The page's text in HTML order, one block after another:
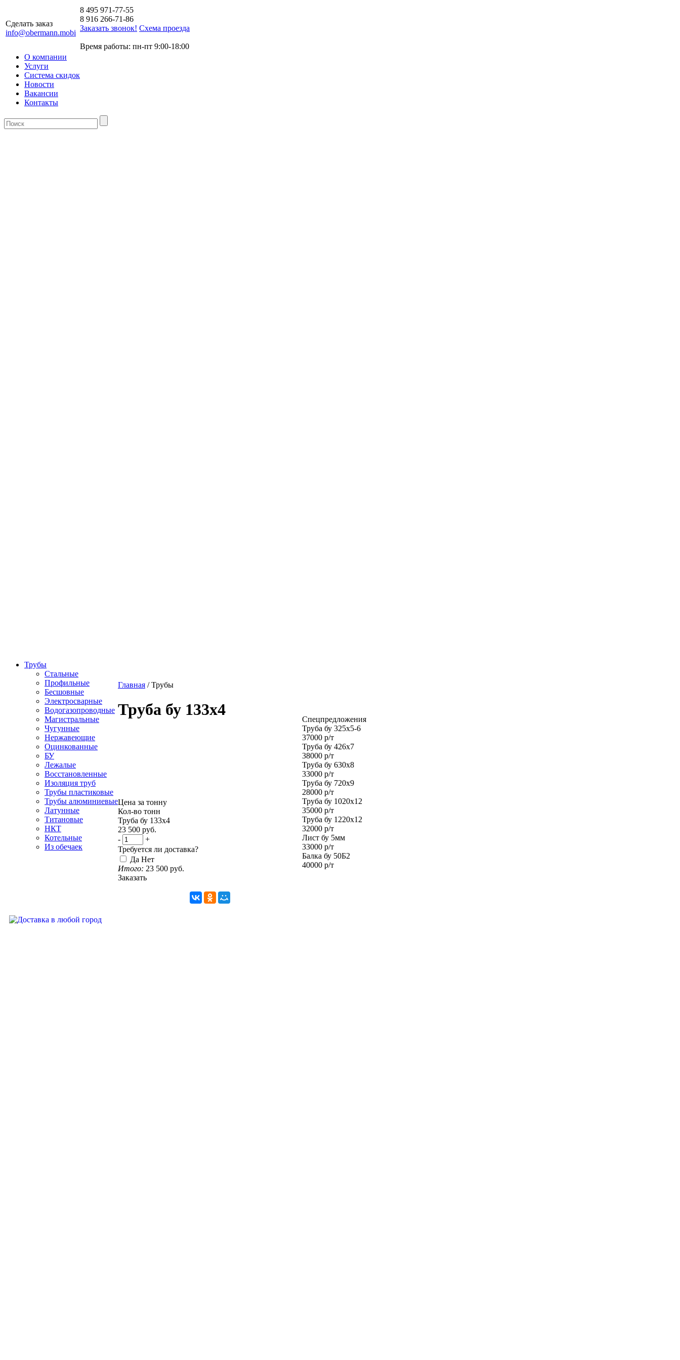
Сделать заказ
info@obermann.mobi
8 495 971-77-55
8 916 266-71-86
Заказать звонок! Схема проезда
Время работы: пн-пт 9:00-18:00
О компании
Услуги
Система скидок
Новости
Вакансии
Контакты
Трубы
Стальные
Профильные
Бесшовные
Электросварные
Водогазопроводные
Магистральные
Чугунные
Нержавеющие
Оцинкованные
БУ
Лежалые
Восстановленные
Изоляция труб
Трубы пластиковые
Трубы алюминиевые
Латунные
Титановые
НКТ
Котельные
Из обечаек
Главная /Трубы
Труба бу 133х4
Цена за тонну
Кол-во тонн
Труба бу 133х4
23 500 руб.
-
+
Требуется ли доставка?
Да Нет
Итого: 23 500 руб.
Заказать
Спецпредложения
Труба бу 1020х12
35000 р/т
Труба бу 1220х12
32000 р/т
Лист бу 5мм
33000 р/т
Балка бу 50Б2
40000 р/т